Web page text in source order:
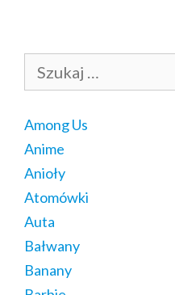
Among Us
Anime
Anioły
Atomówki
Auta
Bałwany
Banany